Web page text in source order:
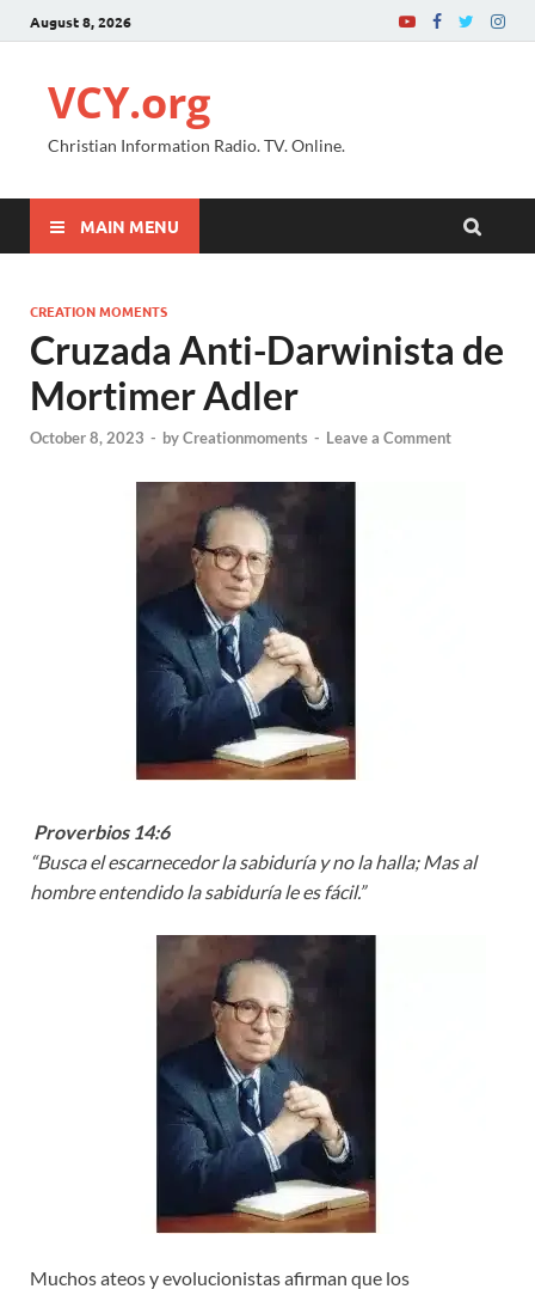
August 8, 2026
VCY.org
Christian Information Radio. TV. Online.
MAIN MENU
CREATION MOMENTS
Cruzada Anti-Darwinista de
Mortimer Adler
October 8, 2023 - byCreationmoments - Leave a Comment
Proverbios 14:6
“Busca el escarnecedor la sabiduría y no la halla; Mas al
hombre entendido la sabiduría le es fácil.”
Muchos ateos y evolucionistas afirman que los